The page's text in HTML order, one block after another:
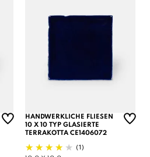
HANDWERKLICHE FLIESEN
10 X 10 TYP GLASIERTE
TERRAKOTTA CE1406072
(1)